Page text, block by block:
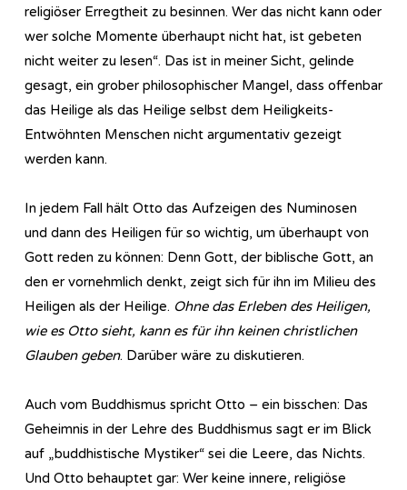
religiöser Erregtheit zu besinnen. Wer das nicht kann oder
wer solche Momente überhaupt nicht hat, ist gebeten
nicht weiter zu lesen“. Das ist in meiner Sicht, gelinde
gesagt, ein grober philosophischer Mangel, dass offenbar
das Heilige als das Heilige selbst dem Heiligkeits-
Entwöhnten Menschen nicht argumentativ gezeigt
werden kann.
In jedem Fall hält Otto das Aufzeigen des Numinosen
und dann des Heiligen für so wichtig, um überhaupt von
Gott reden zu können: Denn Gott, der biblische Gott, an
den er vornehmlich denkt, zeigt sich für ihn im Milieu des
Heiligen als der Heilige. Ohne das Erleben des Heiligen,
wie es Otto sieht, kann es für ihn keinen christlichen
Glauben geben. Darüber wäre zu diskutieren.
Auch vom Buddhismus spricht Otto – ein bisschen: Das
Geheimnis in der Lehre des Buddhismus sagt er im Blick
auf „buddhistische Mystiker“ sei die Leere, das Nichts.
Und Otto behauptet gar: Wer keine innere, religiöse